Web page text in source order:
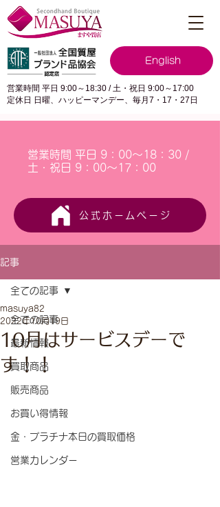
English
営業時間 平日 9:00～18:30 / 土・祝日 9:00～17:00
定休日 日曜、ハッピーマンデー、毎月7・17・27日
営業時間 平日 9：00～18：30 /
土・祝日 9：00～17：00
公式ホームページ
記事
全ての記事
最新情報
買取商品
販売商品
お買い得情報
金・プラチナ本日の買取価格
営業カレンダー
全ての記事
10月はサービスデーで
す！！
masuya82
2022年10月19日